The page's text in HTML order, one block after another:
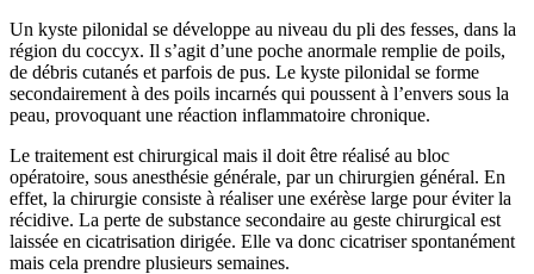
Un kyste pilonidal se développe au niveau du pli des fesses, dans la
région du coccyx. Il s’agit d’une poche anormale remplie de poils,
de débris cutanés et parfois de pus. Le kyste pilonidal se forme
secondairement à des poils incarnés qui poussent à l’envers sous la
peau, provoquant une réaction inflammatoire chronique.
Le traitement est chirurgical mais il doit être réalisé au bloc
opératoire, sous anesthésie générale, par un chirurgien général. En
effet, la chirurgie consiste à réaliser une exérèse large pour éviter la
récidive. La perte de substance secondaire au geste chirurgical est
laissée en cicatrisation dirigée. Elle va donc cicatriser spontanément
mais cela prendre plusieurs semaines.